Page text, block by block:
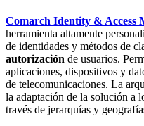
Comarch Identity & Access
herramienta altamente
de identidades y métodos de
autorización de usuarios.
aplicaciones, dispositivos y
de telecomunicaciones. La
la adaptación de la solución a
través de jerarquías y